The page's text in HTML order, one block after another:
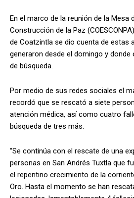
En el marco de la reunión de la Mesa
Construcción de la Paz
de Coatzintla se dio cuenta de estas
generaron desde el domingo y donde
de búsqueda.
Por medio de sus redes sociales el
recordó que se rescató a siete
atención médica, así como cuatro
búsqueda de tres más.
“Se continúa con el rescate de una
personas en San Andrés Tuxtla que
el repentino crecimiento de la
Oro. Hasta el momento se han